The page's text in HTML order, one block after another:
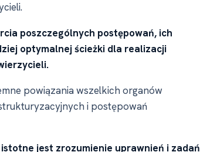
poszczególnych postępowań, ich
optymalnej ścieżki dla realizacji
powiązania wszelkich organów
i postępowań
jest zrozumienie uprawnień i zadań